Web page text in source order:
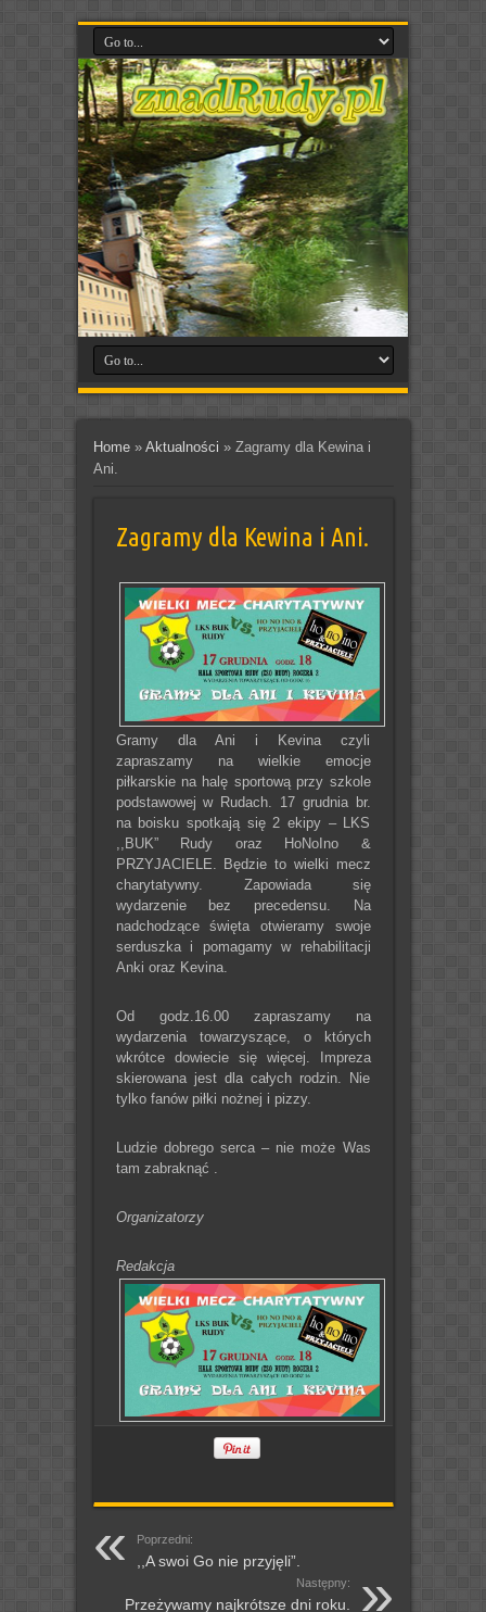
Home» Aktualności » Zagramy dla Kewina i
Ani.
Zagramy dla Kewina i Ani.
Gramy dla Ani i Kevina czyli
zapraszamy na wielkie emocje
piłkarskie na halę sportową przy szkole
podstawowej w Rudach. 17 grudnia br.
na boisku spotkają się 2 ekipy – LKS
,,BUK” Rudy oraz HoNoIno &
PRZYJACIELE. Będzie to wielki mecz
charytatywny. Zapowiada się
wydarzenie bez precedensu. Na
nadchodzące święta otwieramy swoje
serduszka i pomagamy w rehabilitacji
Anki oraz Kevina.
Od godz.16.00 zapraszamy na
wydarzenia towarzyszące, o których
wkrótce dowiecie się więcej. Impreza
skierowana jest dla całych rodzin. Nie
tylko fanów piłki nożnej i pizzy.
Ludzie dobrego serca – nie może Was
tam zabraknąć .
Organizatorzy
Redakcja
Poprzedni:
,,A swoi Go nie przyjęli”.
Następny:
Przeżywamy najkrótsze dni roku.